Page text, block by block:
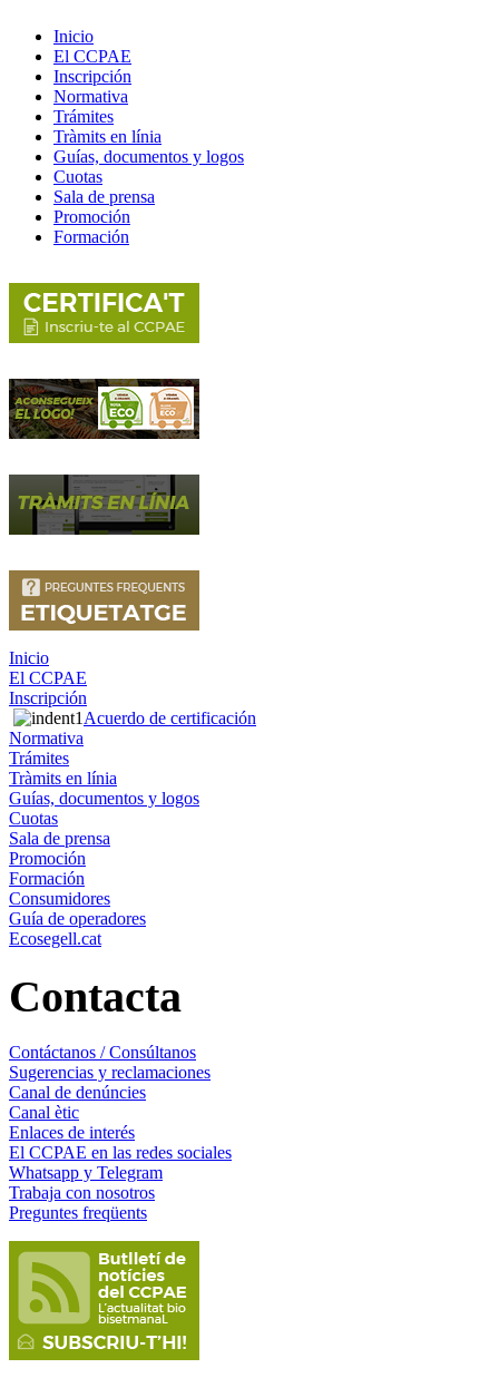
Inicio
El CCPAE
Inscripción
Normativa
Trámites
Tràmits en línia
Guías, documentos y logos
Cuotas
Sala de prensa
Promoción
Formación
Inicio
El CCPAE
Inscripción
Acuerdo de certificación
Normativa
Trámites
Tràmits en línia
Guías, documentos y logos
Cuotas
Sala de prensa
Promoción
Formación
Consumidores
Guía de operadores
Ecosegell.cat
Contacta
Contáctanos / Consúltanos
Sugerencias y reclamaciones
Canal de denúncies
Canal ètic
Enlaces de interés
El CCPAE en las redes sociales
Whatsapp y Telegram
Trabaja con nosotros
Preguntes freqüents